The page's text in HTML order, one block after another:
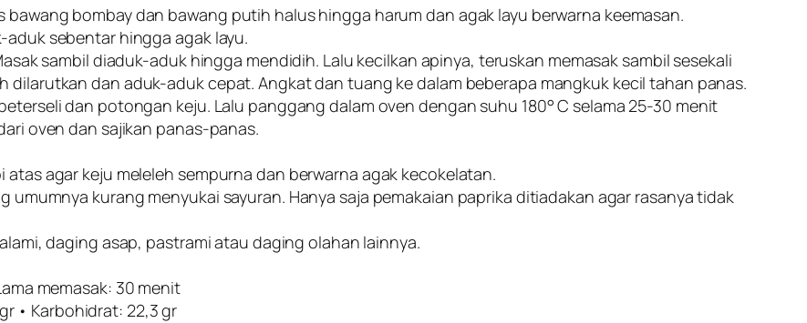
bombay dan bawang putih halus hingga harum dan agak layu berwarna keemasan.
sebentar hingga agak layu.
sambil diaduk-aduk hingga mendidih. Lalu kecilkan apinya, teruskan memasak sambil sesekali
dilarutkan dan aduk-aduk cepat. Angkat dan tuang ke dalam beberapa mangkuk kecil tahan panas.
dan potongan keju. Lalu panggang dalam oven dengan suhu 180° C selama 25-30 menit
oven dan sajikan panas-panas.
agar keju meleleh sempurna dan berwarna agak kecokelatan.
kurang menyukai sayuran. Hanya saja pemakaian paprika ditiadakan agar rasanya tidak
daging asap, pastrami atau daging olahan lainnya.
memasak: 30 menit
• Karbohidrat: 22,3 gr